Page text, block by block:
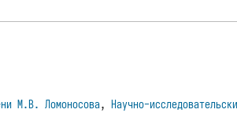
М.В. Ломоносова,Научно-